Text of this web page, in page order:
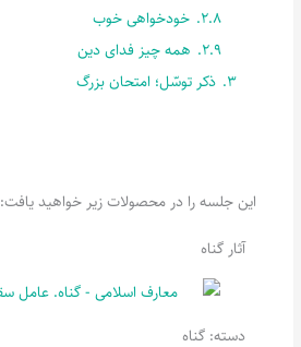
2.8. خودخواهی خوب
2.9. همه چیز فدای دین
3. ذکر توسّل؛ امتحان بزرگ
این جلسه را در محصولات زیر خواهید یافت:
آثار گناه
دسته:گناه